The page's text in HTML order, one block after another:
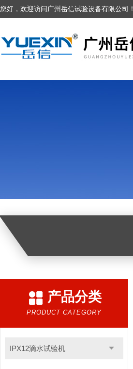
您好，欢迎访问广州岳信试验设备有限公司！
产品分类
PRODUCT CATEGORY
IPX12滴水试验机